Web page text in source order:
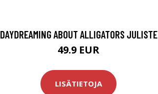
DAYDREAMING ABOUT ALLIGATORS JULISTE
49.9 EUR
LISÄTIETOJA